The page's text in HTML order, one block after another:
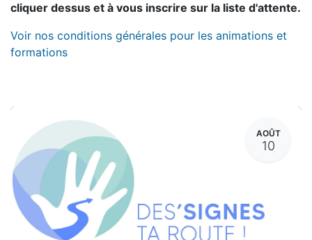
cliquer dessus et à vous inscrire sur la liste d'attente.
Voir nos conditions générales pour les animations et
formations
AOÛT
10